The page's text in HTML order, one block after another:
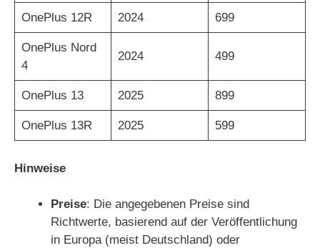
OnePlus 12R 2024 699
OnePlus Nord
4
2024 499
OnePlus 13 2025 899
OnePlus 13R 2025 599
Hinweise
Preise: Die angegebenen Preise sind
Richtwerte, basierend auf der Veröffentlichung
in Europa (meist Deutschland) oder